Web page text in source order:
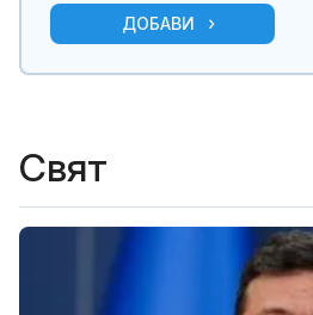
ДОБАВИ
Свят